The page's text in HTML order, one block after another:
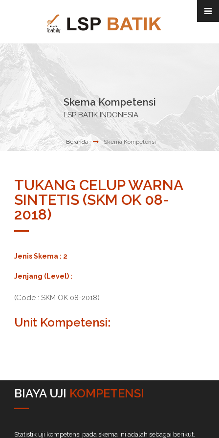
Skema Kompetensi
LSP BATIK INDONESIA
Beranda Skema Kompetensi
TUKANG CELUP WARNA
SINTETIS (SKM OK 08-
2018)
Jenis Skema : 2
Jenjang (Level) :
(Code : SKM OK 08-2018)
Unit Kompetensi:
BIAYA UJI KOMPETENSI
Statistik uji kompetensi pada skema ini adalah sebagai berikut.